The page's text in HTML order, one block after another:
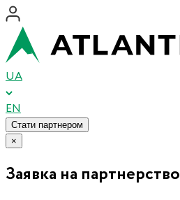
UA
EN
Стати партнером
×
Заявка на партнерство